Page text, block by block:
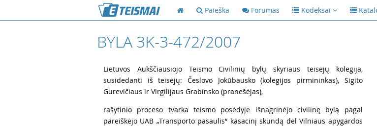
Paieška Forumas Kodeksai
BYLA 3K-3-472/2007
Lietuvos Aukščiausiojo Teismo Civilinių bylų skyriaus teisėjų kolegija,
susidedanti iš teisėjų: Česlovo Jokūbausko (kolegijos pirmininkas), Sigito
Gurevičiaus ir Virgilijaus Grabinsko (pranešėjas),
rašytinio proceso tvarka teismo posėdyje išnagrinėjo civilinę bylą pagal
pareiškėjo UAB „Transporto pasaulis“ kasacinį skundą dėl Vilniaus apygardos